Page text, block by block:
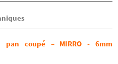
coupé – MIRRO - 6mm